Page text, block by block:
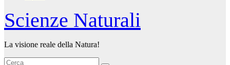
Scienze Naturali
La visione reale della Natura!